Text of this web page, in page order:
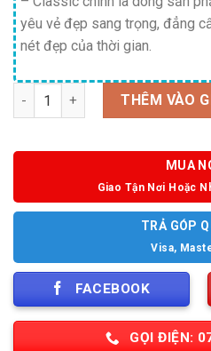
yêu vẻ đẹp sang trọng, đẳng
nét đẹp của thời gian.
Số lượng THÊM VÀO
MUA
Giao Tận Nơi Hoặc
TRẢ GÓP
Visa,
FACEBOOK
GỌI ĐIỆN: